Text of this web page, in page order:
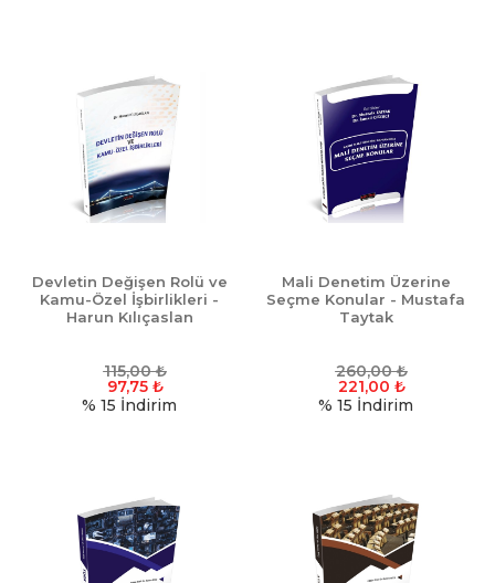
Devletin Değişen Rolü ve
Kamu-Özel İşbirlikleri -
Harun Kılıçaslan
115,00₺
97,75₺
% 15 İndirim
Mali Denetim Üzerine
Seçme Konular - Mustafa
Taytak
260,00₺
221,00 ₺
% 15 İndirim